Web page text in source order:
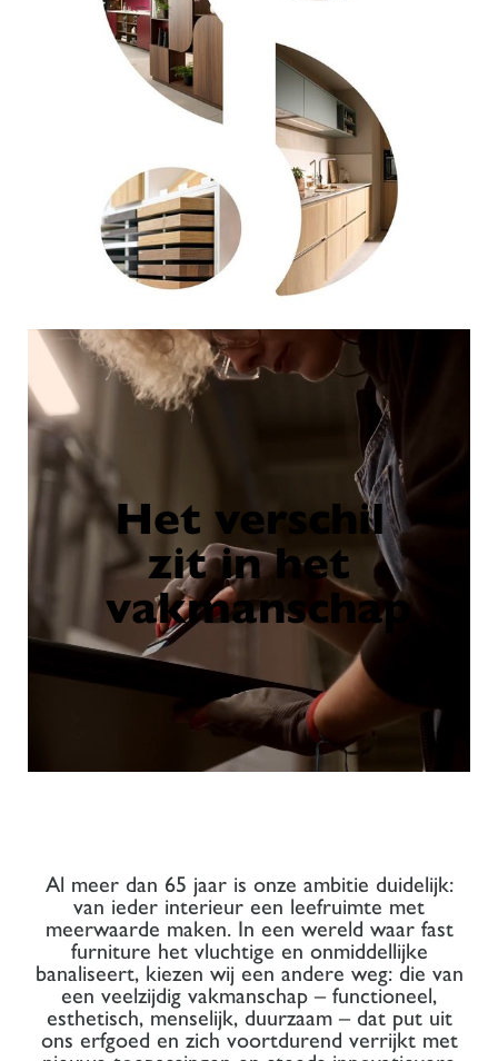
Het verschil
zit in het
vakmanschap
Al meer dan 65 jaar is onze ambitie duidelijk:
van ieder interieur een leefruimte met
meerwaarde maken. In een wereld waar fast
furniture het vluchtige en onmiddellijke
banaliseert, kiezen wij een andere weg: die van
een veelzijdig vakmanschap – functioneel,
esthetisch, menselijk, duurzaam – dat put uit
ons erfgoed en zich voortdurend verrijkt met